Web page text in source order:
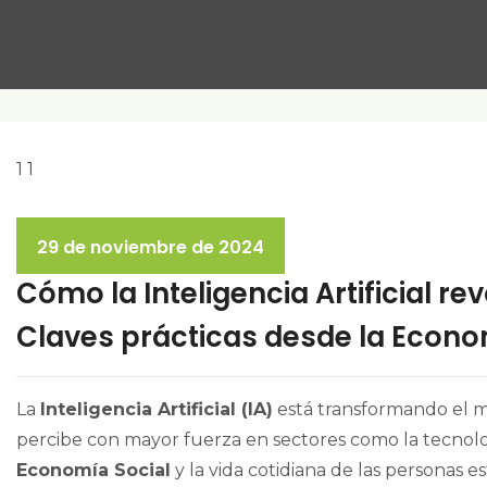
29 de noviembre de 2024
Cómo la Inteligencia Artificial
Claves prácticas desde la
La Inteligencia Artificial (IA) está transformando el
percibe con mayor fuerza en sectores como la
Economía Social y la vida cotidiana de las personas